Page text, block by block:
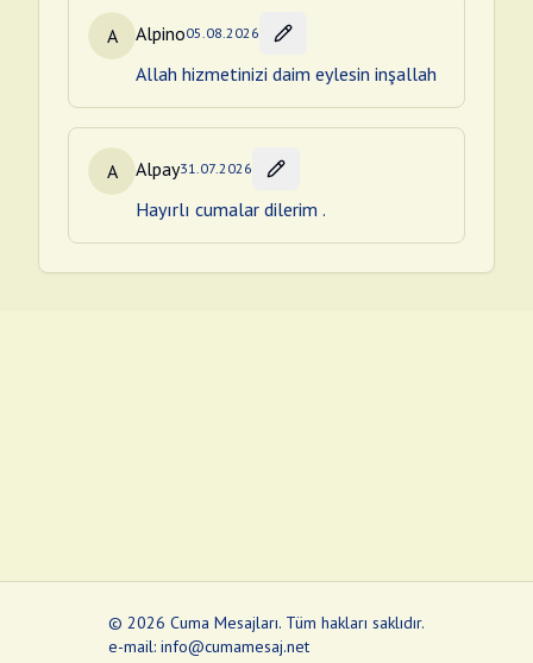
A Alpino05.08.2026
Allah hizmetinizi daim eylesin inşallah
A Alpay31.07.2026
Hayırlı cumalar dilerim .
© 2026 Cuma Mesajları. Tüm hakları saklıdır.
e-mail: info@cumamesaj.net